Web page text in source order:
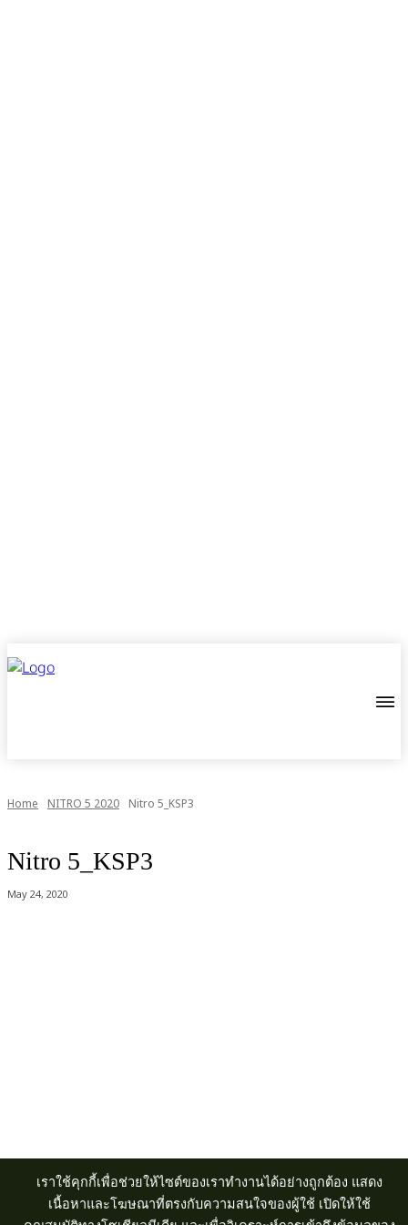
เราใช้คุกกี้เพื่อช่วยให้ไซต์ของเราทำงานได้อย่างถูกต้อง แสดง
เนื้อหาและโฆษณาที่ตรงกับความสนใจของผู้ใช้ เปิดให้ใช้
Home NITRO 5 2020 Nitro 5_KSP3
Nitro 5_KSP3
May 24, 2020